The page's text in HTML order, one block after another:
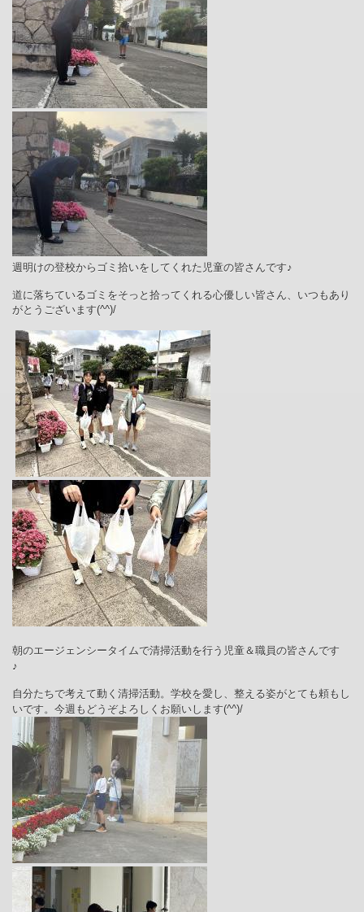
週明けの登校からゴミ拾いをしてくれた児童の皆さんです♪
道に落ちているゴミをそっと拾ってくれる心優しい皆さん、いつもあり
がとうございます(^^)/
朝のエージェンシータイムで清掃活動を行う児童＆職員の皆さんです
♪
自分たちで考えて動く清掃活動。学校を愛し、整える姿がとても頼もし
いです。今週もどうぞよろしくお願いします(^^)/